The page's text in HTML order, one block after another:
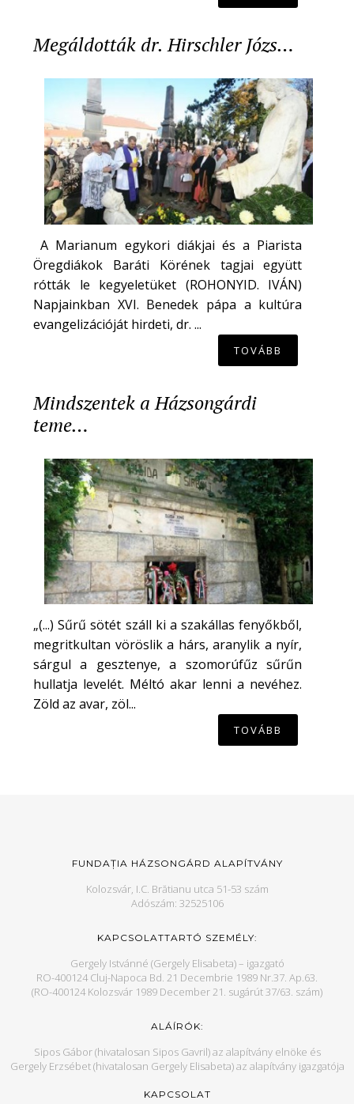
Megáldották dr. Hirschler Józs…
A Marianum egykori diákjai és a Piarista
Öregdiákok Baráti Körének tagjai együtt
rótták le kegyeletüket (ROHONYID. IVÁN)
Napjainkban XVI. Benedek pápa a kultúra
evangelizációját hirdeti, dr. ...
TOVÁBB
Mindszentek a Házsongárdi
teme…
„(...) Sűrű sötét száll ki a szakállas fenyőkből,
megritkultan vöröslik a hárs, aranylik a nyír,
sárgul a gesztenye, a szomorúfűz sűrűn
hullatja levelét. Méltó akar lenni a nevéhez.
Zöld az avar, zöl...
TOVÁBB
FUNDAȚIA HÁZSONGÁRD ALAPÍTVÁNY
Kolozsvár, I.C. Brătianu utca 51-53 szám
Adószám: 32525106
KAPCSOLATTARTÓ SZEMÉLY:
Gergely Istvánné (Gergely Elisabeta) – igazgató
RO-400124 Cluj-Napoca Bd. 21 Decembrie 1989 Nr.37. Ap.63.
(RO-400124 Kolozsvár 1989 December 21. sugárút 37/63. szám)
ALÁÍRÓK:
Sipos Gábor (hivatalosan Sipos Gavril) az alapítvány elnöke és
Gergely Erzsébet (hivatalosan Gergely Elisabeta) az alapítvány igazgatója
KAPCSOLAT